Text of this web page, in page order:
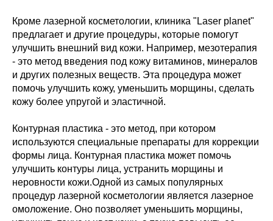
Кроме лазерной косметологии, клиника "Laser planet"
предлагает и другие процедуры, которые помогут
улучшить внешний вид кожи. Например, мезотерапия
- это метод введения под кожу витаминов, минералов
и других полезных веществ. Эта процедура может
помочь улучшить кожу, уменьшить морщины, сделать
кожу более упругой и эластичной.
Контурная пластика - это метод, при котором
используются специальные препараты для коррекции
формы лица. Контурная пластика может помочь
улучшить контуры лица, устранить морщины и
неровности кожи.Одной из самых популярных
процедур лазерной косметологии является лазерное
омоложение. Оно позволяет уменьшить морщины,